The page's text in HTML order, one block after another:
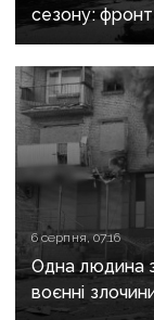
сезону:
критично
6 серпня, 07:16
Одна людина
воєнні